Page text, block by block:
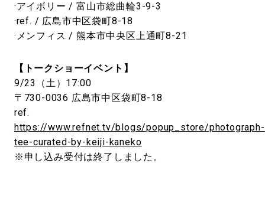
·アイボリー / 富山市総曲輪3-9-3
·ref. / 広島市中区袋町8-18
·メンフィス / 熊本市中央区上通町8-21
【トークショーイベント】
9/23（土）17:00
〒730-0036 広島市中区袋町8-18
ref.
https://www.refnet.tv/blogs/popup_store/photograph-
tee-curated-by-keiji-kaneko
※申し込み受付は終了しました。